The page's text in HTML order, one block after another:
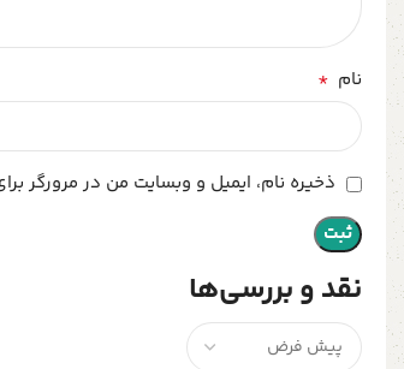
نقد و بررسی‌ها
نام *
ذخیره نام، ایمیل و وبسایت من در مرورگر